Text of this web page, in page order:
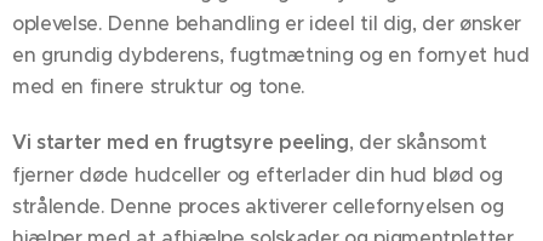
oplevelse. Denne behandling er ideel til dig, der ønsker
en grundig dybderens, fugtmætning og en fornyet hud
med en finere struktur og tone.
Vi starter med en frugtsyre peeling, der skånsomt
fjerner døde hudceller og efterlader din hud blød og
strålende. Denne proces aktiverer cellefornyelsen og